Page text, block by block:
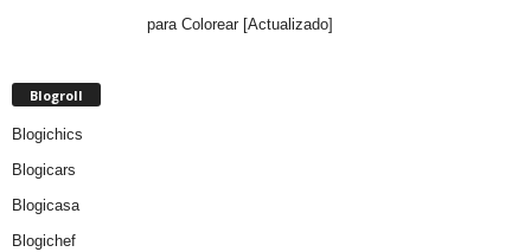
para Colorear [Actualizado]
Blogroll
Blogichics
Blogicars
Blogicasa
Blogichef